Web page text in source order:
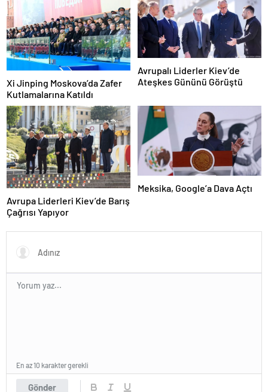
Xi Jinping Moskova’da Zafer
Kutlamalarına Katıldı
Avrupalı Liderler Kiev’de
Ateşkes Gününü Görüştü
Avrupa Liderleri Kiev’de Barış
Çağrısı Yapıyor
Meksika, Google’a Dava Açtı
Gönder
En az 10 karakter gerekli